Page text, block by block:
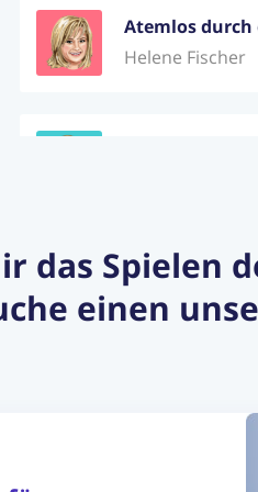
Atemlos durch
Helene Fischer
Immer wenn
LEA
Rainhard
das Spielen
einen